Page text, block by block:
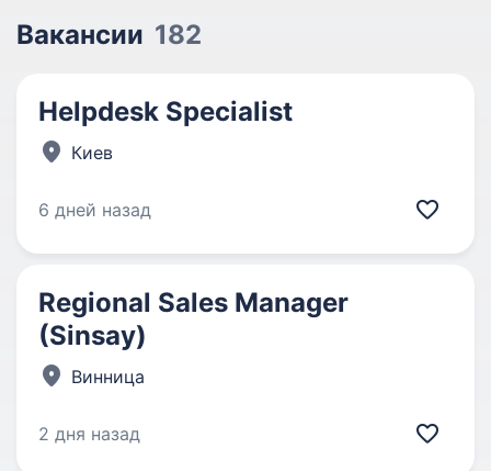
Вакансии 182
Helpdesk Specialist
Киев
6 дней назад
Regional Sales Manager
(Sinsay)
Винница
2 дня назад